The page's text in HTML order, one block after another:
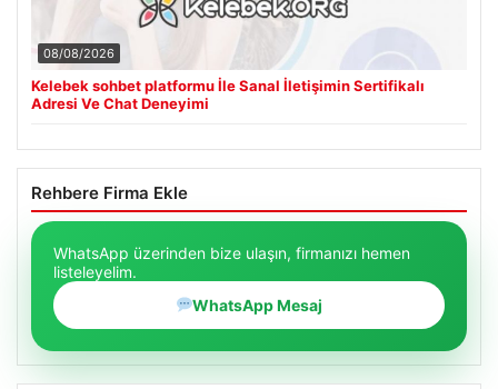
08/08/2026
Kelebek sohbet platformu İle Sanal İletişimin Sertifikalı
Adresi Ve Chat Deneyimi
Rehbere Firma Ekle
WhatsApp üzerinden bize ulaşın, firmanızı hemen
listeleyelim.
WhatsApp Mesaj